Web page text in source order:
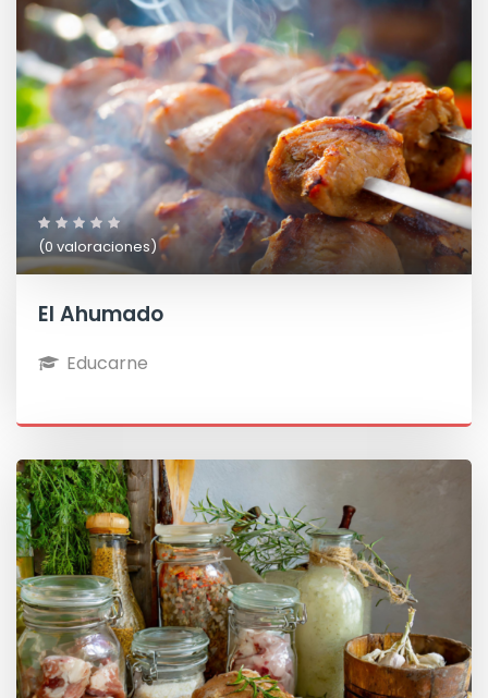
(0 valoraciones)
El Ahumado
Educarne